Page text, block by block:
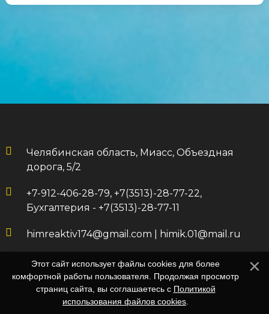
Челябинская область, Миасс, Объездная
дорога, 5/2
+7-912-406-28-79, +7(3513)-28-77-22,
Бухгалтерия - +7(3513)-28-77-11
himreaktiv174@gmail.com himik.01@mail.ru
Этот сайт использует файлы cookies для более
комфортной работы пользователя. Продолжая просмотр
страниц сайта, вы соглашаетесь с Политикой
использования файлов cookies